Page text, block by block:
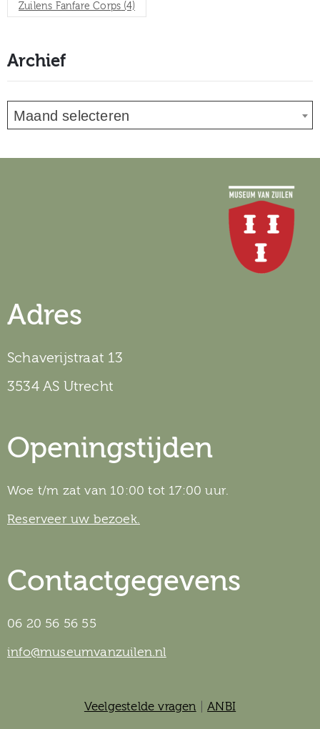
Zuilens Fanfare Corps (4)
Archief
Maand selecteren
Adres
Schaverijstraat 13
3534 AS Utrecht
Openingstijden
Woe t/m zat van 10:00 tot 17:00 uur.
Reserveer uw bezoek.
Contactgegevens
06 20 56 56 55
info@museumvanzuilen.nl
Veelgestelde vragen |ANBI